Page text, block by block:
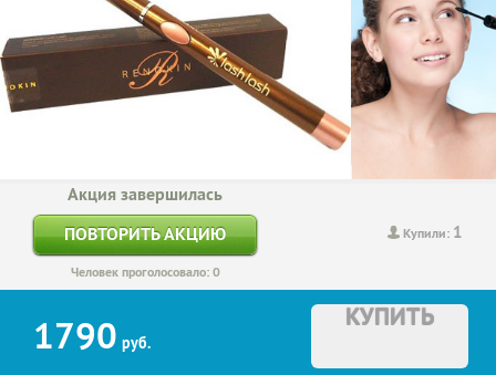
Купили: 1
Акция завершилась
ПОВТОРИТЬ АКЦИЮ
Человек проголосовало: 0
1790 руб.
КУПИТЬ